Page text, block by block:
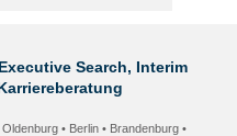
Search, Interim
Oldenburg• Berlin • Brandenburg•